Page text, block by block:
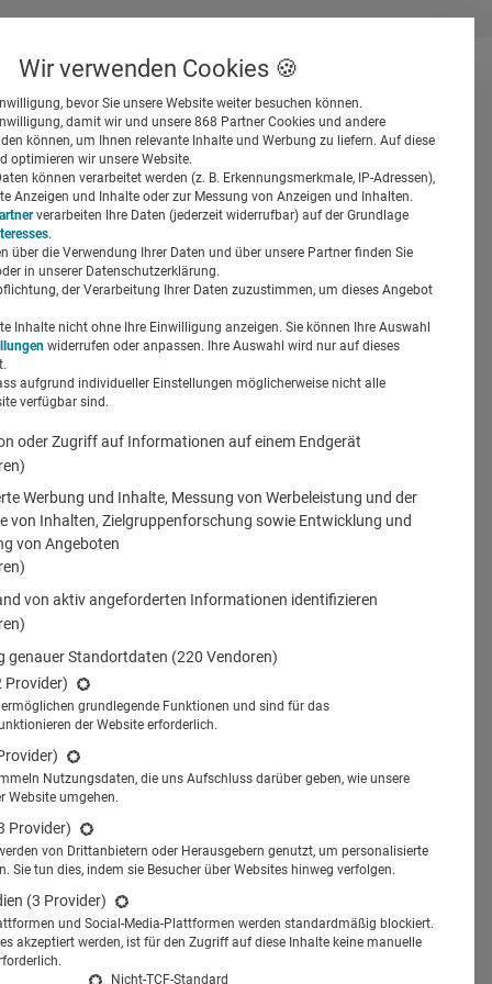
Suchen
Wir verwenden Cookies 🍪
bevor Sie unsere Website weiter besuchen können.
damit wir und unsere 868 Partner Cookies und andere
können, um Ihnen relevante Inhalte und Werbung zu liefern. Auf diese
optimieren wir unsere Website.
können verarbeitet werden (z. B. Erkennungsmerkmale, IP-Adressen),
Anzeigen und Inhalte oder zur Messung von Anzeigen und Inhalten.
verarbeiten Ihre Daten (jederzeit widerrufbar) auf der Grundlage
.
über die Verwendung Ihrer Daten und über unsere Partner finden Sie
in unserer Datenschutzerklärung.
der Verarbeitung Ihrer Daten zuzustimmen, um dieses Angebot
Inhalte nicht ohne Ihre Einwilligung anzeigen. Sie können Ihre Auswahl
widerrufen oder anpassen. Ihre Auswahl wird nur auf dieses
aufgrund individueller Einstellungen möglicherweise nicht alle
verfügbar sind.
oder Zugriff auf Informationen auf einem Endgerät
Werbung und Inhalte, Messung von Werbeleistung und der
von Inhalten, Zielgruppenforschung sowie Entwicklung und
von Angeboten
von aktiv angeforderten Informationen identifizieren
genauer Standortdaten (220 Vendoren)
Provider)
ermöglichen grundlegende Funktionen und sind für das
der Website erforderlich.
Nutzungsdaten, die uns Aufschluss darüber geben, wie unsere
Website umgehen.
Provider)
von Drittanbietern oder Herausgebern genutzt, um personalisierte
Sie tun dies, indem sie Besucher über Websites hinweg verfolgen.
(3 Provider)
und Social-Media-Plattformen werden standardmäßig blockiert.
akzeptiert werden, ist für den Zugriff auf diese Inhalte keine manuelle
Nicht-TCF-Standard